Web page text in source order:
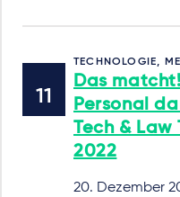
TECHNOLOGIE,
Das
Personal
Tech & Law
2022
20. Dezember